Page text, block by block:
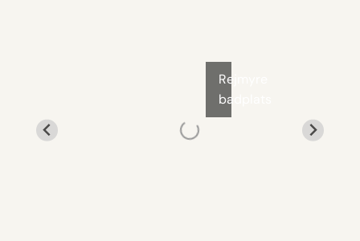
Rejmyre
badplats